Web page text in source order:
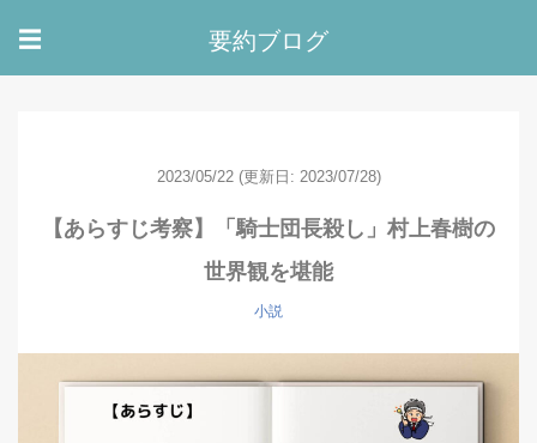
☰ 要約ブログ
2023/05/22 (更新日: 2023/07/28)
【あらすじ考察】「騎士団長殺し」村上春樹の
世界観を堪能
小説